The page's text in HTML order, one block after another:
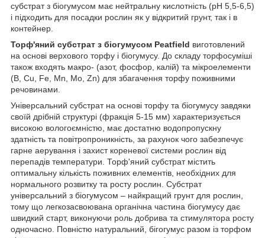
субстрат з біогумусом має нейтральну кислотність (pH 5,5-6,5)
і підходить для посадки рослин як у відкритий грунт, так і в
контейнер.
Торф'яний субстрат з біогумусом Peatfield виготовлений
на основі верхового торфу і біогумусу. До складу торфосуміші
також входять макро- (азот, фосфор, калій) та мікроелементи
(B, Cu, Fe, Mn, Mo, Zn) для збагачення торфу поживними
речовинами.
Універсальний субстрат на основі торфу та біогумусу завдяки
своїй дрібній структурі (фракція 5-15 мм) характеризується
високою вологоємністю, має достатню водопропускну
здатність та повітропроникність, за рахунок чого забезпечує
гарне аерування і захист кореневої системи рослин від
перепадів температури. Торф'яний субстрат містить
оптимальну кількість поживних елементів, необхідних для
нормального розвитку та росту рослин. Субстрат
універсальний з біогумусом – найкращий грунт для рослин,
тому що легкозасвоювана органічна частина біогумусу дає
швидкий старт, виконуючи роль добрива та стимулятора росту
одночасно. Повністю натуральний, бігогумус разом із торфом